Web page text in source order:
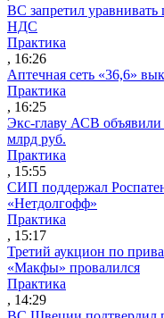
ВС запретил уравнивать
НДС
Практика
, 16:26
Аптечная сеть «36,6»
Практика
, 16:25
Экс-главу АСВ
млрд руб.
Практика
, 15:55
СИП поддержал
«Нетдолгофф»
Практика
, 15:17
Третий аукцион по
«Макфы» провалился
Практика
, 14:29